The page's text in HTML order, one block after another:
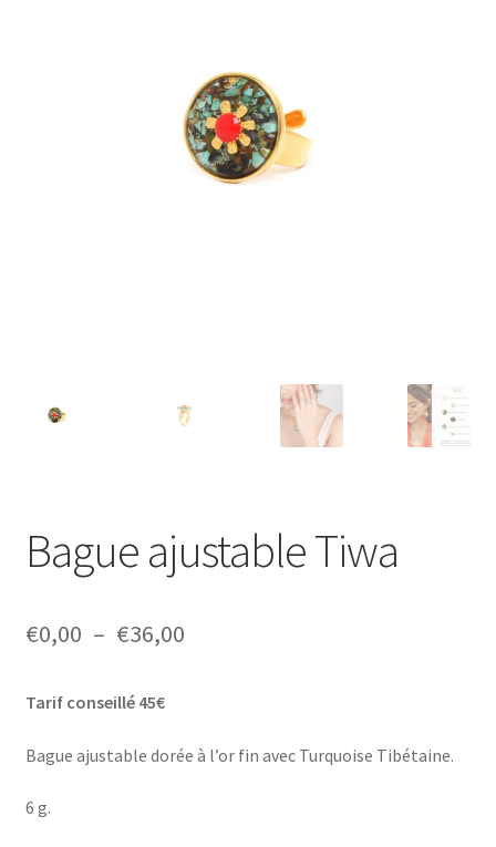
Bague ajustable Tiwa
€0,00 – €36,00Plage
€0,00
Tarif conseillé 45€
Bague ajustable dorée à l’or fin avec Turquoise Tibétaine.
6 g.